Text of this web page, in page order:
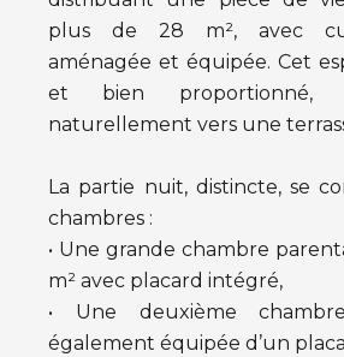
plus de 28 m², avec
aménagée et équipée. Cet
et bien proportionné,
naturellement vers une
La partie nuit, distincte, se
chambres :
• Une grande chambre
m² avec placard intégré,
• Une deuxième
également équipée d’un